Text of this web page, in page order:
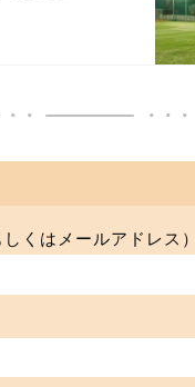
くはメールアドレス）